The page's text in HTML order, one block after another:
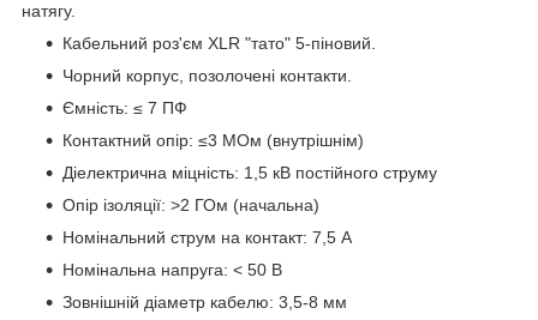
натягу.
Кабельний роз'єм XLR "тато" 5-піновий.
Чорний корпус, позолочені контакти.
Ємність: ≤ 7 ПФ
Контактний опір: ≤3 МОм (внутрішнім)
Діелектрична міцність: 1,5 кВ постійного струму
Опір ізоляції: >2 ГОм (начальна)
Номінальний струм на контакт: 7,5 А
Номінальна напруга: < 50 В
Зовнішній діаметр кабелю: 3,5-8 мм